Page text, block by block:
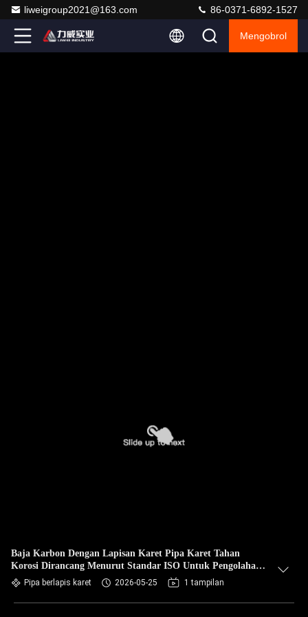
liweigroup2021@163.com 86-0371-6892-1527
Mengobrol
Baja Karbon Dengan Lapisan Karet Pipa Karet Tahan
Korosi Dirancang Menurut Standar ISO Untuk Pengolahan
Aman Dan Cairan
Pipa berlapis karet 2026-05-25 1 tampilan